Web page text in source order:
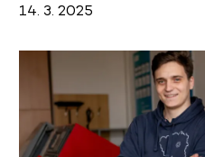
14. 3. 2025